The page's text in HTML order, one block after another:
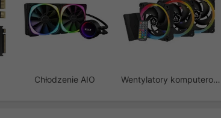
Chłodzenie AIO Wentylatory komputerowe